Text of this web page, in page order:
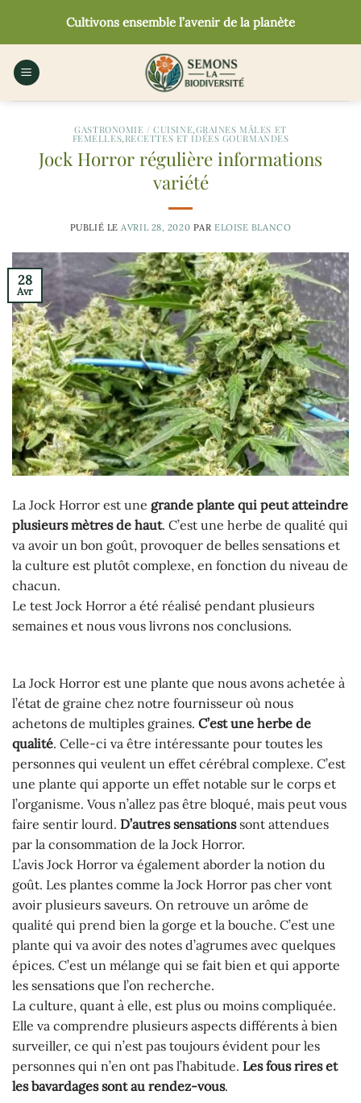
contenu
Cultivons ensemble l’avenir de la planète
GASTRONOMIE / CUISINE,GRAINES MÂLES ET
FEMELLES,RECETTES ET IDÉES GOURMANDES
Jock Horror régulière informations
variété
PUBLIÉ LE AVRIL 28, 2020 PAR ELOISE BLANCO
28
Avr
La Jock Horror est une grande plante qui peut atteindre
plusieurs mètres de haut. C’est une herbe de qualité qui
va avoir un bon goût, provoquer de belles sensations et
la culture est plutôt complexe, en fonction du niveau de
chacun.
Le test Jock Horror a été réalisé pendant plusieurs
semaines et nous vous livrons nos conclusions.
La Jock Horror est une plante que nous avons achetée à
l’état de graine chez notre fournisseur où nous
achetons de multiples graines. C’est une herbe de
qualité. Celle-ci va être intéressante pour toutes les
personnes qui veulent un effet cérébral complexe. C’est
une plante qui apporte un effet notable sur le corps et
l’organisme. Vous n’allez pas être bloqué, mais peut vous
faire sentir lourd. D’autres sensationssont attendues
par la consommation de la Jock Horror.
L’avis Jock Horror va également aborder la notion du
goût. Les plantes comme la Jock Horror pas cher vont
avoir plusieurs saveurs. On retrouve un arôme de
qualité qui prend bien la gorge et la bouche. C’est une
plante qui va avoir des notes d’agrumes avec quelques
épices. C’est un mélange qui se fait bien et qui apporte
les sensations que l’on recherche.
La culture, quant à elle, est plus ou moins compliquée.
Elle va comprendre plusieurs aspects différents à bien
surveiller, ce qui n’est pas toujours évident pour les
personnes qui n’en ont pas l’habitude. Les fous rires et
les bavardages sont au rendez-vous.